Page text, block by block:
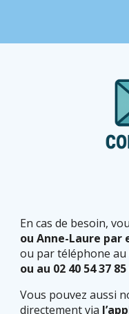
En cas de besoin,
ou Anne-Laure
ou par téléphone au
ou au 02 40 54 37
Vous pouvez aussi
directement via